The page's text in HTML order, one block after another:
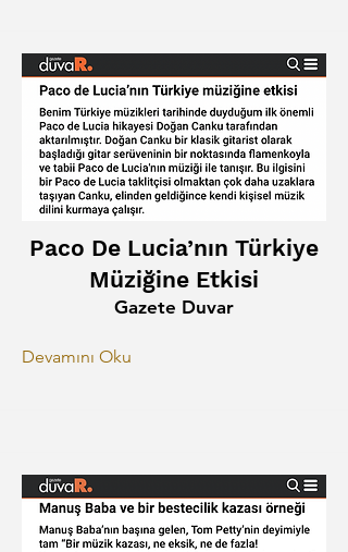
Paco De Lucia’nın Türkiye
Müziğine Etkisi
Gazete Duvar
Devamını Oku